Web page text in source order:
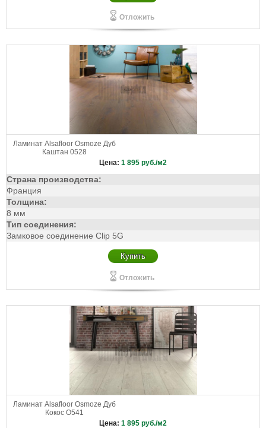
Отложить
Ламинат Alsafloor Osmoze Дуб
Каштан 0528
Цена: 1 895 руб./м2
Страна производства:
Франция
Толщина:
8 мм
Тип соединения:
Замковое соединение Clip 5G
Купить
Отложить
Ламинат Alsafloor Osmoze Дуб
Кокос O541
Цена: 1 895 руб./м2